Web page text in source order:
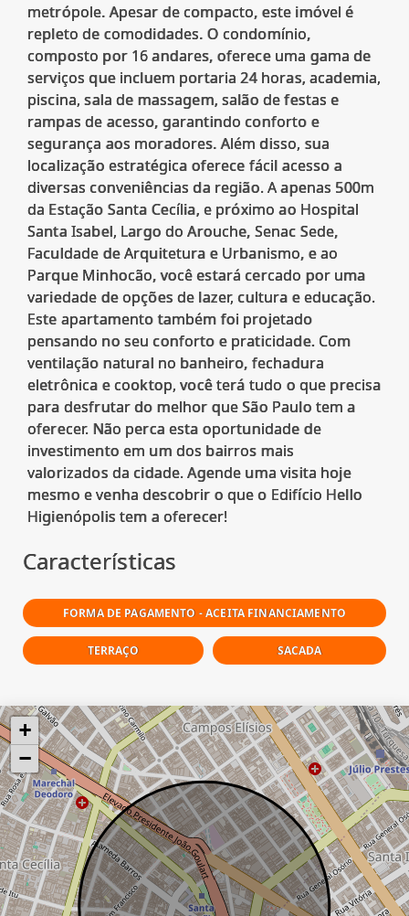
metrópole. Apesar de compacto, este imóvel é
repleto de comodidades. O condomínio,
composto por 16 andares, oferece uma gama de
serviços que incluem portaria 24 horas, academia,
piscina, sala de massagem, salão de festas e
rampas de acesso, garantindo conforto e
segurança aos moradores. Além disso, sua
localização estratégica oferece fácil acesso a
diversas conveniências da região. A apenas 500m
da Estação Santa Cecília, e próximo ao Hospital
Santa Isabel, Largo do Arouche, Senac Sede,
Faculdade de Arquitetura e Urbanismo, e ao
Parque Minhocão, você estará cercado por uma
variedade de opções de lazer, cultura e educação.
Este apartamento também foi projetado
pensando no seu conforto e praticidade. Com
ventilação natural no banheiro, fechadura
eletrônica e cooktop, você terá tudo o que precisa
para desfrutar do melhor que São Paulo tem a
oferecer. Não perca esta oportunidade de
investimento em um dos bairros mais
valorizados da cidade. Agende uma visita hoje
mesmo e venha descobrir o que o Edifício Hello
Características
FORMA DE PAGAMENTO - ACEITA FINANCIAMENTO
TERRAÇO SACADA
+
−